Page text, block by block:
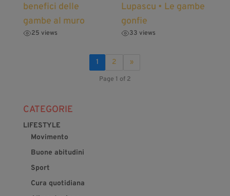
benefici delle
gambe al muro
25 views
Lupascu • Le gambe
gonfie
33 views
1 2 »
Page 1 of 2
CATEGORIE
LIFESTYLE
Movimento
Buone abitudini
Sport
Cura quotidiana